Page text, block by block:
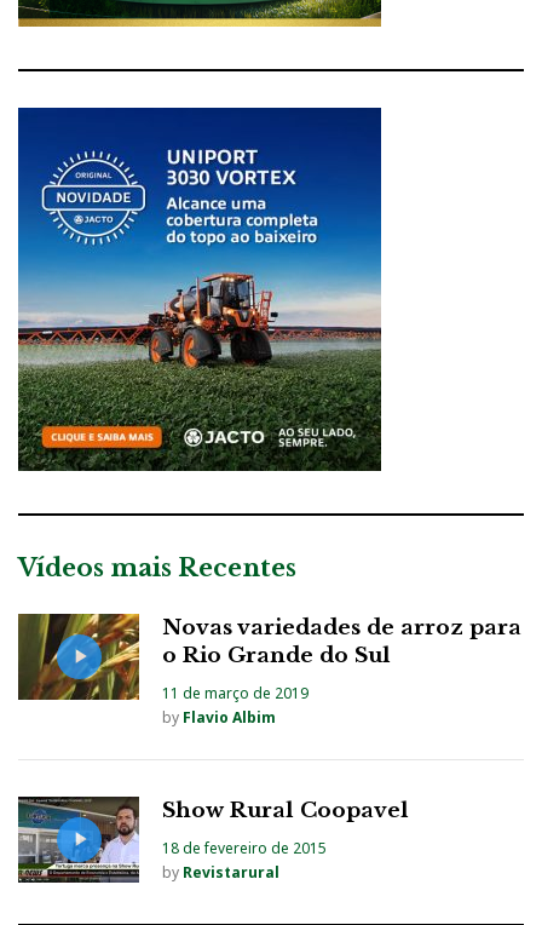
Vídeos mais Recentes
Novas variedades de arroz para
o Rio Grande do Sul
11 de março de 2019
by Flavio Albim
Show Rural Coopavel
18 de fevereiro de 2015
by Revistarural